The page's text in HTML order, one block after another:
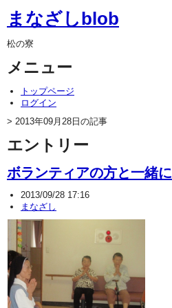
まなざしblob
松の寮
メニュー
トップページ
ログイン
> 2013年09月28日の記事
エントリー
ボランティアの方と一緒に
2013/09/28 17:16
まなざし